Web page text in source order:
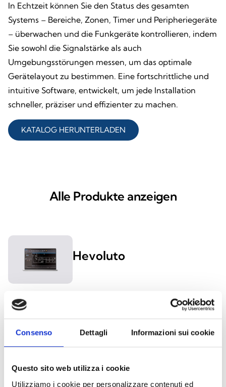
Consenso Dettagli Informazioni sui cookie
Questo sito web utilizza i cookie
Utilizziamo i cookie per personalizzare contenuti ed
In Echtzeit können Sie den Status des gesamten
Systems – Bereiche, Zonen, Timer und Peripheriegeräte
– überwachen und die Funkgeräte kontrollieren, indem
Sie sowohl die Signalstärke als auch
Umgebungsstörungen messen, um das optimale
Gerätelayout zu bestimmen. Eine fortschrittliche und
intuitive Software, entwickelt, um jede Installation
schneller, präziser und effizienter zu machen.
KATALOG HERUNTERLADEN
Alle Produkte anzeigen
Hevoluto
SmartLeague